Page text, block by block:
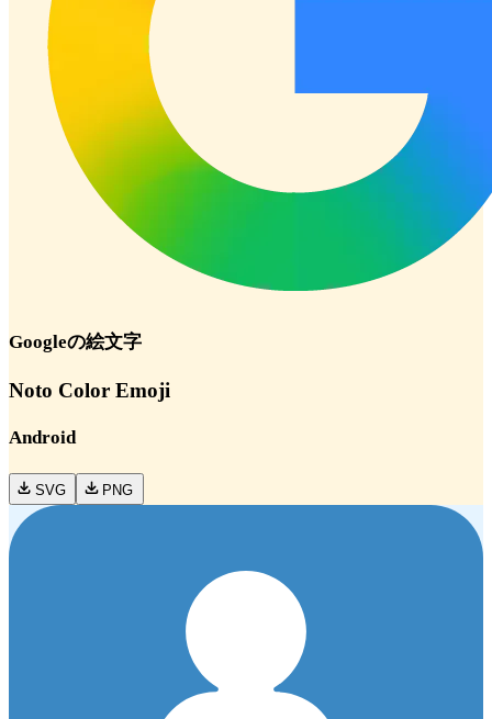
Googleの絵文字
Noto Color Emoji
Android
SVG PNG